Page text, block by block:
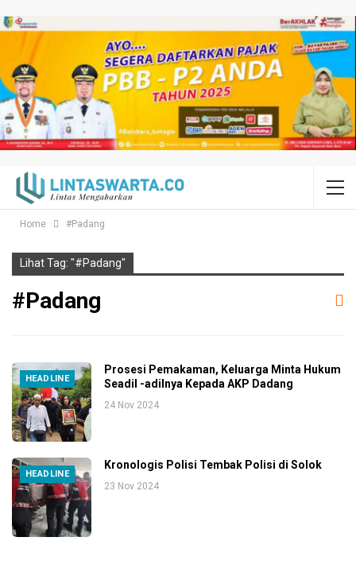
Home #Padang
Lihat Tag: "#Padang"
#Padang
HEADLINE
Prosesi Pemakaman, Keluarga Minta Hukum
Seadil -adilnya Kepada AKP Dadang
24 Nov 2024
HEADLINE
Kronologis Polisi Tembak Polisi di Solok
23 Nov 2024